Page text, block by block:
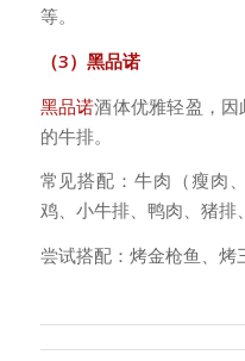
等。
（3）黑品诺
黑品诺酒体优雅轻盈，
的牛排。
常见搭配：牛肉（瘦肉
鸡、小牛排、鸭肉、猪排
尝试搭配：烤金枪鱼、烤